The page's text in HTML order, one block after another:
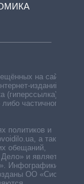
на сайте,
изданий —
(гиперссылка)
частичного
политиков и
а также
обещаний,
и является
Инфографики,
ОО «Система